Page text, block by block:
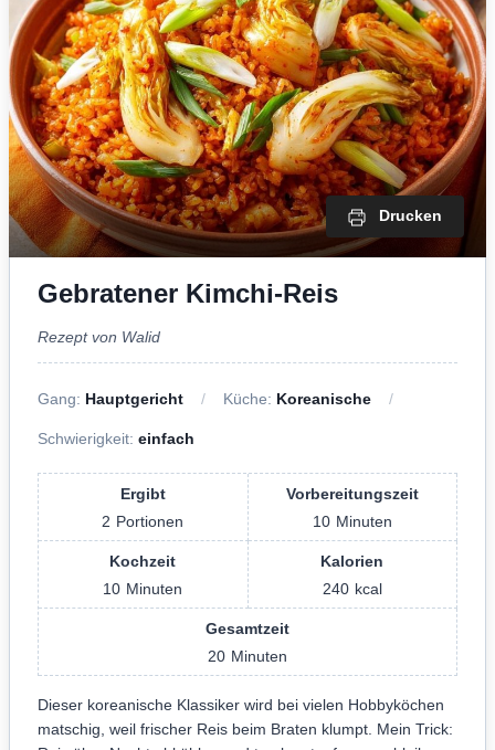
Drucken
Gebratener Kimchi-Reis
Rezept von Walid
Gang: Hauptgericht Küche: Koreanische
Schwierigkeit: einfach
Ergibt
2 Portionen
Vorbereitungszeit
10 Minuten
Kochzeit
10 Minuten
Kalorien
240 kcal
Gesamtzeit
20 Minuten
Dieser koreanische Klassiker wird bei vielen Hobbyköchen
matschig, weil frischer Reis beim Braten klumpt. Mein Trick: